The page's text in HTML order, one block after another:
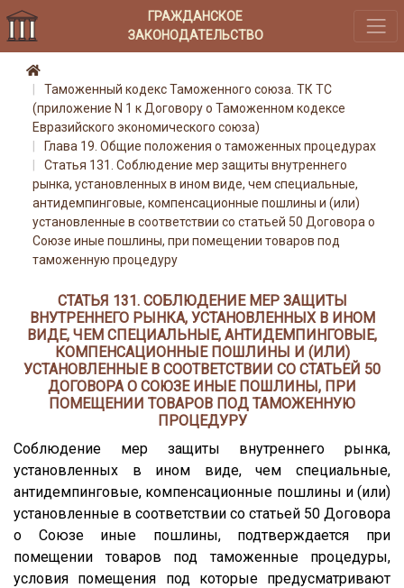
ГРАЖДАНСКОЕ
ЗАКОНОДАТЕЛЬСТВО
Таможенный кодекс Таможенного союза. ТК ТС
(приложение N 1 к Договору о Таможенном кодексе
Евразийского экономического союза)
Глава 19. Общие положения о таможенных процедурах
Статья 131. Соблюдение мер защиты внутреннего
рынка, установленных в ином виде, чем специальные,
антидемпинговые, компенсационные пошлины и (или)
установленные в соответствии со статьей 50 Договора о
Союзе иные пошлины, при помещении товаров под
таможенную процедуру
СТАТЬЯ 131. СОБЛЮДЕНИЕ МЕР ЗАЩИТЫ
ВНУТРЕННЕГО РЫНКА, УСТАНОВЛЕННЫХ В ИНОМ
ВИДЕ, ЧЕМ СПЕЦИАЛЬНЫЕ, АНТИДЕМПИНГОВЫЕ,
КОМПЕНСАЦИОННЫЕ ПОШЛИНЫ И (ИЛИ)
УСТАНОВЛЕННЫЕ В СООТВЕТСТВИИ СО СТАТЬЕЙ 50
ДОГОВОРА О СОЮЗЕ ИНЫЕ ПОШЛИНЫ, ПРИ
ПОМЕЩЕНИИ ТОВАРОВ ПОД ТАМОЖЕННУЮ
ПРОЦЕДУРУ
Соблюдение мер защиты внутреннего рынка,
установленных в ином виде, чем специальные,
антидемпинговые, компенсационные пошлины и (или)
установленные в соответствии со статьей 50 Договора
о Союзе иные пошлины, подтверждается при
помещении товаров под таможенные процедуры,
условия помещения под которые предусматривают